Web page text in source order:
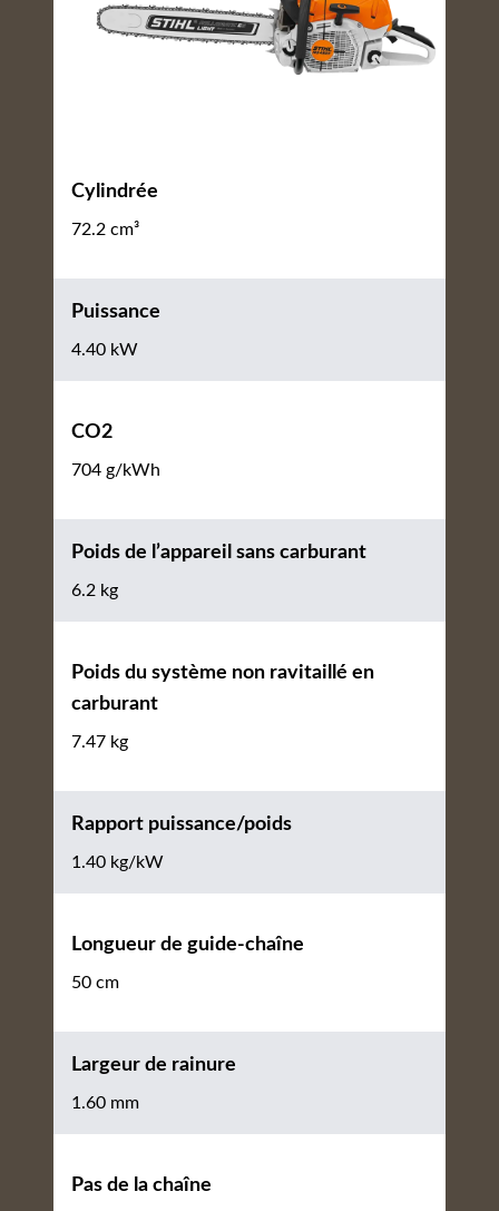
Cylindrée
72.2 cm³
Puissance
4.40 kW
CO2
704 g/kWh
Poids de l’appareil sans carburant
6.2 kg
Poids du système non ravitaillé en
carburant
7.47 kg
Rapport puissance/poids
1.40 kg/kW
Longueur de guide-chaîne
50 cm
Largeur de rainure
1.60 mm
Pas de la chaîne